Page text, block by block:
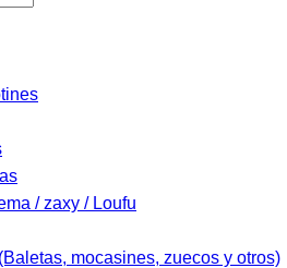
/ zaxy / Loufu
mocasines, zuecos y otros)